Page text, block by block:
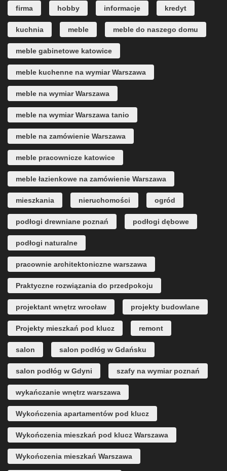
firma hobby informacje kredyt
kuchnia meble meble do naszego domu
meble gabinetowe katowice
meble kuchenne na wymiar Warszawa
meble na wymiar Warszawa
meble na wymiar Warszawa tanio
meble na zamówienie Warszawa
meble pracownicze katowice
meble łazienkowe na zamówienie Warszawa
mieszkania nieruchomości ogród
podłogi drewniane poznań podłogi dębowe
podłogi naturalne
pracownie architektoniczne warszawa
Praktyczne rozwiązania do przedpokoju
projektant wnętrz wrocław projekty budowlane
Projekty mieszkań pod klucz remont
salon salon podłóg w Gdańsku
salon podłóg w Gdyni szafy na wymiar poznań
wykańczanie wnętrz warszawa
Wykończenia apartamentów pod klucz
Wykończenia mieszkań pod klucz Warszawa
Wykończenia mieszkań Warszawa